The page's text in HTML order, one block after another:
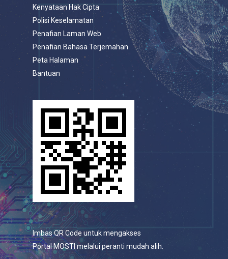
Kenyataan Hak Cipta
Polisi Keselamatan
Penafian Laman Web
Penafian Bahasa Terjemahan
Peta Halaman
Bantuan
Imbas QR Code untuk mengakses
Portal MOSTI melalui peranti mudah alih.